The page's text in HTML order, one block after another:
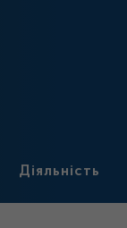
Діяльність